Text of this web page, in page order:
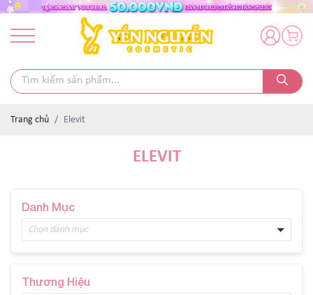
Trang chủ Elevit
ELEVIT
Danh Mục
Chọn danh mục
Thương Hiệu